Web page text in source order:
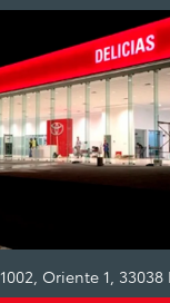
Oriente 1, 33038